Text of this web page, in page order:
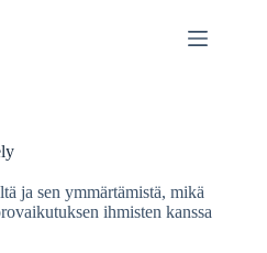
ja sen ymmärtämistä, mikä
ihmisten kanssa